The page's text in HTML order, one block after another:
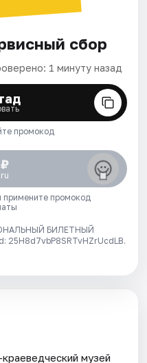
сбор
1 минуту назад
промокод
примените промокод
БИЛЕТНЫЙ
музей